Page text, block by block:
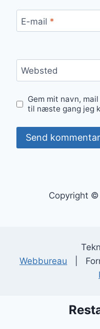
E-mail *
Websted
Gem mit navn,
til næste gang jeg
Copyright
Webbureau |